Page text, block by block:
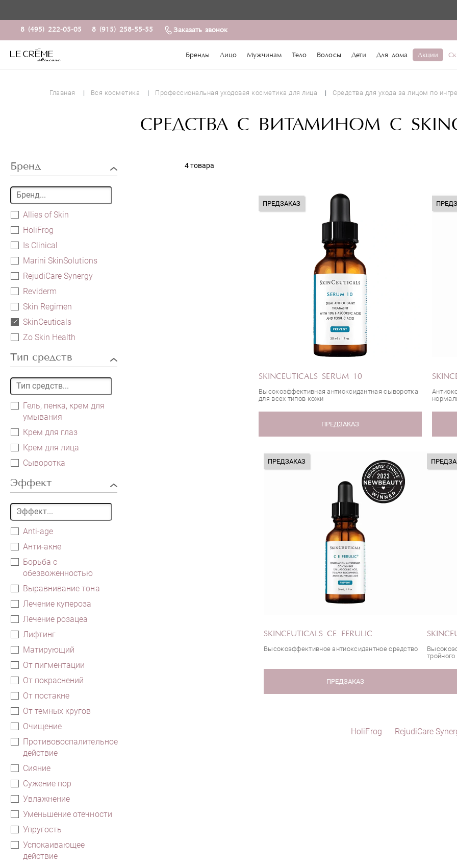
♥️ По
8 (495) 222-05-05 8 (915) 258-55-55 Заказать звонок
Бренды Лицо Мужчинам Тело Волосы Дети Для дома Акции
Главная Вся косметика Профессиональная уходовая косметика для лица Средства для ухода за лицом по
СРЕДСТВА С ВИТАМИНОМ С
Бренд
Allies of Skin
HoliFrog
Is Clinical
Marini SkinSolutions
RejudiCare Synergy
Reviderm
Skin Regimen
SkinCeuticals
Zo Skin Health
Тип средств
Гель, пенка, крем для
умывания
Крем для глаз
Крем для лица
Сыворотка
Эффект
Anti-age
Анти-акне
Борьба с
обезвоженностью
Выравнивание тона
Лечение купероза
Лечение розацеа
Лифтинг
Матирующий
От пигментации
От покраснений
От постакне
От темных кругов
Очищение
Противовоспалительное
действие
Сияние
Сужение пор
Увлажнение
Уменьшение отечности
Упругость
Успокаивающее
действие
4 товара
ПРЕДЗАКАЗ
SKINCEUTICALS SERUM 10
Высокоэффективная антиоксидантная сыворотка
для всех типов кожи
ПРЕДЗАКАЗ
ПРЕДЗАКАЗ
SKINCEUTICALS CE FERULIC
Высокоэффективное антиоксидантное средство
ПРЕДЗАКАЗ
HoliFrog RejudiCare